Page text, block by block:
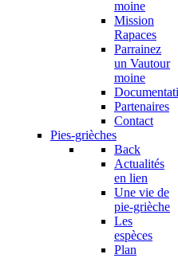
moine
Mission
Rapaces
Parrainez
un Vautour
moine
Partenaires
Contact
Pies-grièches
Back
Actualités
en lien
Une vie de
pie-grièche
Les
espèces
Plan